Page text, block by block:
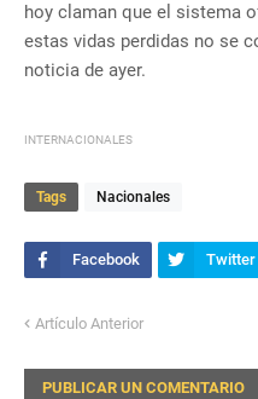
hoy claman que el sistema
estas vidas perdidas no se
noticia de ayer.
INTERNACIONALES
Tags Nacionales
Artículo Anterior
PUBLICAR UN COMENTARIO